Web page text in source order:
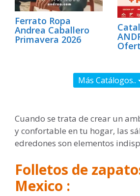
Ferrato Ropa
Andrea Caballero
Primavera 2026
Más Catálogos..
Cuando se trata de crear un
y confortable en tu hogar, las
edredones son elementos
Folletos de
Mexico :